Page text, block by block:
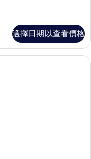
選擇日期以查看價格
險箱、遮光布/窗簾、免費無